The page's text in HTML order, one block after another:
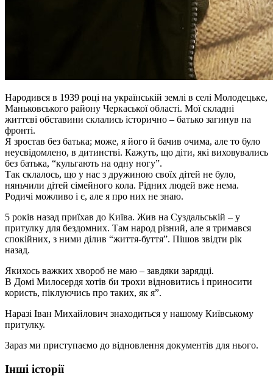
Народився в 1939 році на українській землі в селі Молодецьке,
Маньковського району Черкаської області. Мої складні
життєві обставини склались історично – батько загинув на
фронті.
Я зростав без батька; може, я його й бачив очима, але то було
неусвідомлено, в дитинстві. Кажуть, що діти, які виховувались
без батька, “кульгають на одну ногу”.
Так склалось, що у нас з дружиною своїх дітей не було,
няньчили дітей сімейного кола. Рідних людей вже нема.
Родичі можливо і є, але я про них не знаю.
5 років назад приїхав до Київа. Жив на Суздальській – у
притулку для бездомних. Там народ різний, але я тримався
спокійних, з ними ділив “життя-буття”. Пішов звідти рік
назад.
Якихось важких хвороб не маю – завдяки зарядці.
В Домі Милосердя хотів би трохи відновитись і приносити
користь, піклуючись про таких, як я”.
Наразі Іван Михайлович знаходиться у нашому Київському
притулку.
Зараз ми приступаємо до відновлення документів для нього.
Інші історії